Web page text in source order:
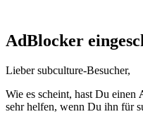
AdBlocker
Lieber subculture-Besucher,
Wie es scheint, hast Du einen
sehr helfen, wenn Du ihn für